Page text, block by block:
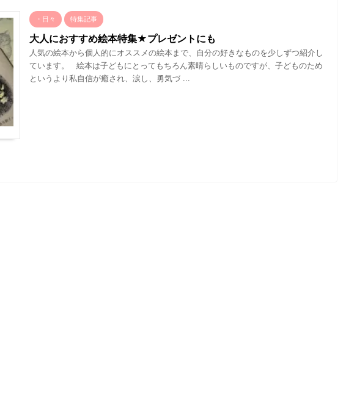
・日々 特集記事
大人におすすめ絵本特集★プレゼントにも
人気の絵本から個人的にオススメの絵本まで、自分の好きなものを少しずつ紹介し
ています。 絵本は子どもにとってもちろん素晴らしいものですが、子どものため
というより私自信が癒され、涙し、勇気づ ...